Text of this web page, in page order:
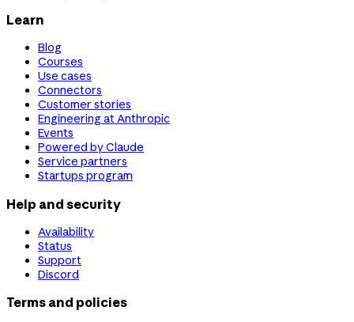
Learn
Blog
Courses
Use cases
Connectors
Customer stories
Engineering at Anthropic
Events
Powered by Claude
Service partners
Startups program
Help and security
Availability
Status
Support
Discord
Terms and policies